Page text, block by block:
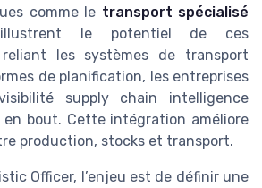
comme le transport spécialisé
le potentiel de ces
les systèmes de transport
de planification, les entreprises
supply chain intelligence
bout. Cette intégration améliore
production, stocks et transport.
Officer, l’enjeu est de définir une